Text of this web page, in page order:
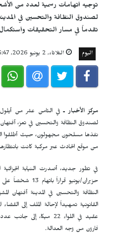
توجيه اتهامات رسمية لعدد من
لصندوق النظافة والتحسين في
تقدماً في مسار التحقيقات واستكمال
اليوم الثلاثاء, 2 يونيو 2026, 15:47
مركز الأخبار ـ
لصندوق النظافة والتحسين في تعز،
نفذها مسلحون مجهولون، حيث أطلقوا
من موقع الحادث عبر مركبة كانت
في تطور جديد، أصدرت النيابة
حزيران/يونيو
النظافة والتحسين في المدينة أفتهان
القانونية تمهيداً لإحالة الملف إلى
عقيد في اللواء 22 ميكا،
فارون من وجه العدالة.